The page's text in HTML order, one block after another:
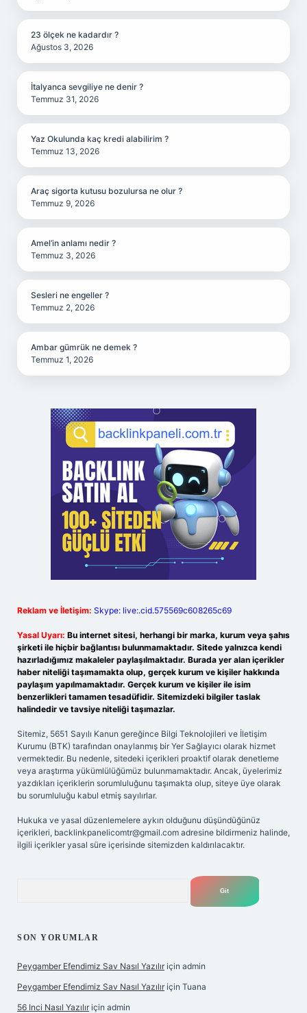
23 ölçek ne kadardır ?
Ağustos 3, 2026
İtalyanca sevgiliye ne denir ?
Temmuz 31, 2026
Yaz Okulunda kaç kredi alabilirim ?
Temmuz 13, 2026
Araç sigorta kutusu bozulursa ne olur ?
Temmuz 9, 2026
Amel’in anlamı nedir ?
Temmuz 3, 2026
Sesleri ne engeller ?
Temmuz 2, 2026
Ambar gümrük ne demek ?
Temmuz 1, 2026
Reklam ve İletişim: Skype: live:.cid.575569c608265c69
Yasal Uyarı: Bu internet sitesi, herhangi bir marka, kurum veya şahıs
şirketi ile hiçbir bağlantısı bulunmamaktadır. Sitede yalnızca kendi
hazırladığımız makaleler paylaşılmaktadır. Burada yer alan içerikler
haber niteliği taşımamakta olup, gerçek kurum ve kişiler hakkında
paylaşım yapılmamaktadır. Gerçek kurum ve kişiler ile isim
benzerlikleri tamamen tesadüfidir. Sitemizdeki bilgiler taslak
halindedir ve tavsiye niteliği taşımazlar.
Sitemiz, 5651 Sayılı Kanun gereğince Bilgi Teknolojileri ve İletişim
Kurumu (BTK) tarafından onaylanmış bir Yer Sağlayıcı olarak hizmet
vermektedir. Bu nedenle, sitedeki içerikleri proaktif olarak denetleme
veya araştırma yükümlülüğümüz bulunmamaktadır. Ancak, üyelerimiz
yazdıkları içeriklerin sorumluluğunu taşımakta olup, siteye üye olarak
bu sorumluluğu kabul etmiş sayılırlar.
Hukuka ve yasal düzenlemelere aykırı olduğunu düşündüğünüz
içerikleri, backlinkpanelicomtr@gmail.com adresine bildirmeniz halinde,
ilgili içerikler yasal süre içerisinde sitemizden kaldırılacaktır.
SON YORUMLAR
Peygamber Efendimiz Sav Nasıl Yazılır için admin
Peygamber Efendimiz Sav Nasıl Yazılır için Tuana
56 Inci Nasıl Yazılır için admin